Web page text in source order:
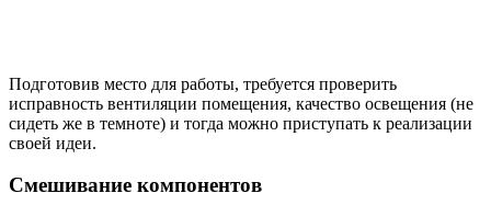
Подготовив место для работы, требуется проверить
исправность вентиляции помещения, качество освещения (не
сидеть же в темноте) и тогда можно приступать к реализации
своей идеи.
Смешивание компонентов